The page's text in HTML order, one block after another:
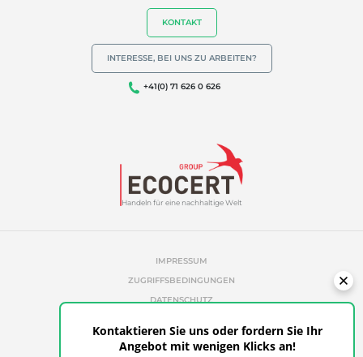
Handeln für eine nachhaltige Welt
KONTAKT
INTERESSE, BEI UNS ZU ARBEITEN?
+41(0) 71 626 0 626
IMPRESSUM
ZUGRIFFSBEDINGUNGEN
DATENSCHUTZ
UNAUTORISIERTE REFERENZEN
Kontaktieren Sie uns oder fordern Sie Ihr
Angebot mit wenigen Klicks an!